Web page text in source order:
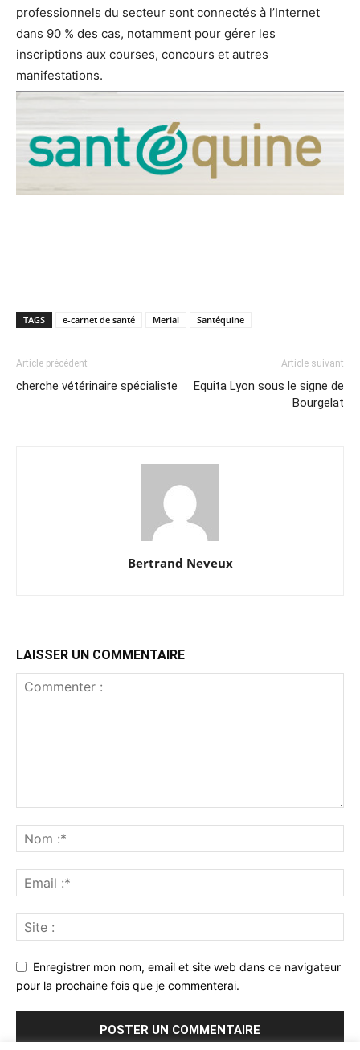
professionnels du secteur sont connectés à l’Internet
dans 90 % des cas, notamment pour gérer les
inscriptions aux courses, concours et autres
manifestations.
TAGS e-carnet de santé Merial Santéquine
Article précédent
cherche vétérinaire spécialiste
Article suivant
Equita Lyon sous le signe de
Bourgelat
Bertrand Neveux
LAISSER UN COMMENTAIRE
Enregistrer mon nom, email et site web dans ce navigateur
pour la prochaine fois que je commenterai.